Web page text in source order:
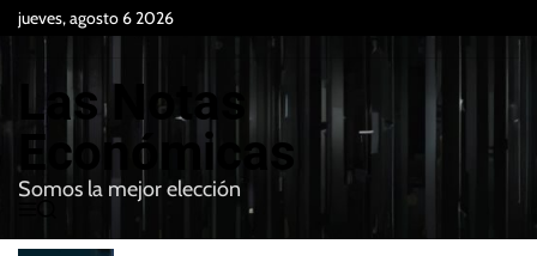
jueves, agosto 6 2026
Las Notas
Económicas
Somos la mejor elección
e
B
u